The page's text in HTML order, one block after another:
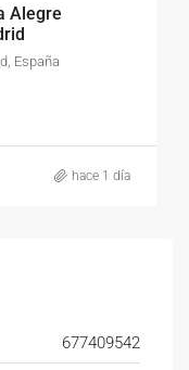
Alegre
España
hace 1 día
677409542